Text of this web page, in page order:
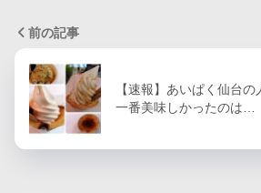
前の記事
【速報】あいぱく仙台
一番美味しかったのは…